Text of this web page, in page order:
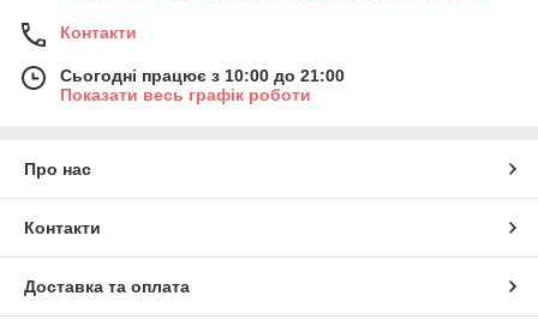
Контакти
Сьогодні працює з 10:00 до 21:00
Показати весь графік роботи
Про нас
Контакти
Доставка та оплата